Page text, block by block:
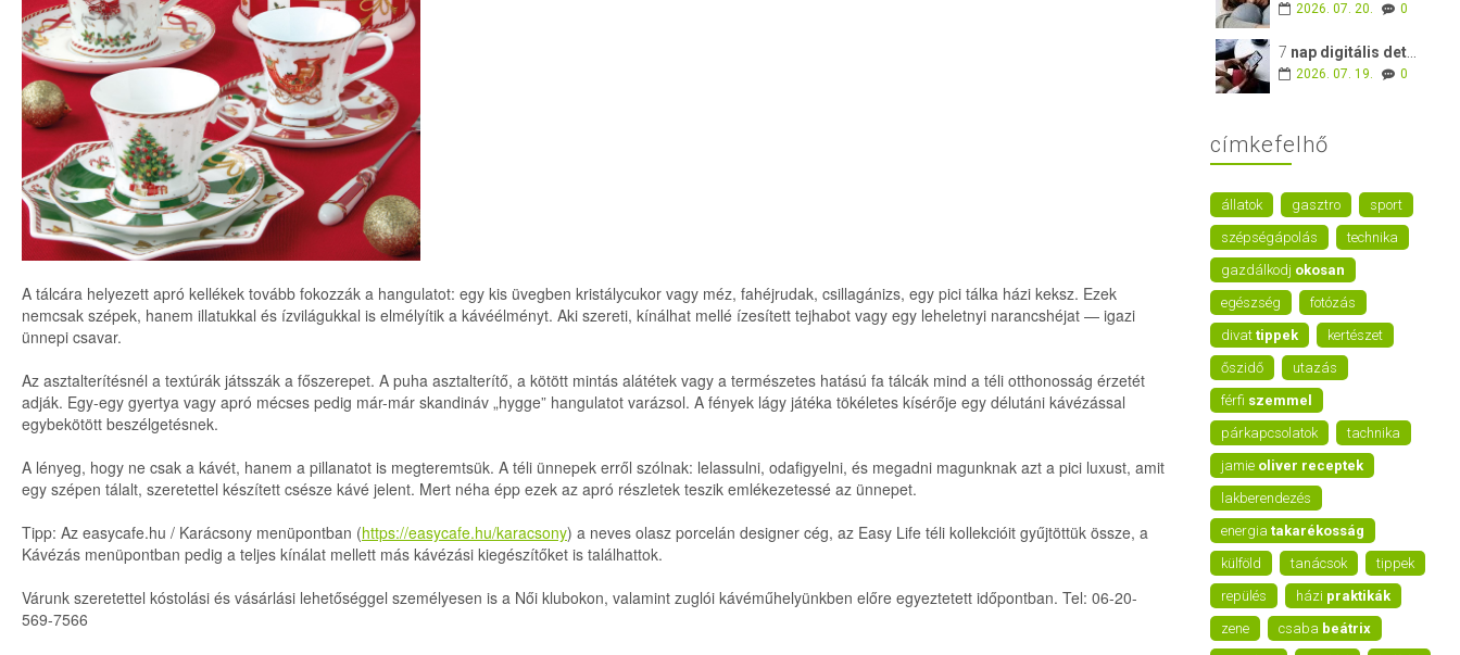
A tálcára helyezett apró kellékek tovább fokozzák a hangulatot: egy kis üvegben kristálycukor vagy méz, fahéjrudak, csillagánizs, egy pici tálka házi keksz. Ezek
nemcsak szépek, hanem illatukkal és ízvilágukkal is elmélyítik a kávéélményt. Aki szereti, kínálhat mellé ízesített tejhabot vagy egy leheletnyi narancshéjat — igazi
ünnepi csavar.
Az asztalterítésnél a textúrák játsszák a főszerepet. A puha asztalterítő, a kötött mintás alátétek vagy a természetes hatású fa tálcák mind a téli otthonosság érzetét
adják. Egy-egy gyertya vagy apró mécses pedig már-már skandináv „hygge” hangulatot varázsol. A fények lágy játéka tökéletes kísérője egy délutáni kávézással
egybekötött beszélgetésnek.
A lényeg, hogy ne csak a kávét, hanem a pillanatot is megteremtsük. A téli ünnepek erről szólnak: lelassulni, odafigyelni, és megadni magunknak azt a pici luxust, amit
egy szépen tálalt, szeretettel készített csésze kávé jelent. Mert néha épp ezek az apró részletek teszik emlékezetessé az ünnepet.
Tipp: Az easycafe.hu / Karácsony menüpontban (https://easycafe.hu/karacsony) a neves olasz porcelán designer cég, az Easy Life téli kollekcióit gyűjtöttük össze, a
Kávézás menüpontban pedig a teljes kínálat mellett más kávézási kiegészítőket is találhattok.
Várunk szeretettel kóstolási és vásárlási lehetőséggel személyesen is a Női klubokon, valamint zuglói kávéműhelyünkben előre egyeztetett időpontban. Tel: 06-20-
569-7566
2026. 07. 20. 0
7 nap digitális detox – mered egy hétre visszakapni az életedet?
2026. 07. 19. 0
címkefelhő
állatok gasztro
sport
szépségápolás
technika
gazdálkodj okosan
egészség
fotózás
divat tippek
kertészet
őszidő
utazás
férfi szemmel
párkapcsolatok
tachnika
jamie oliver receptek
lakberendezés
energia takarékosság
külföld
tanácsok
tippek
repülés
házi praktikák
zene
csaba beátrix